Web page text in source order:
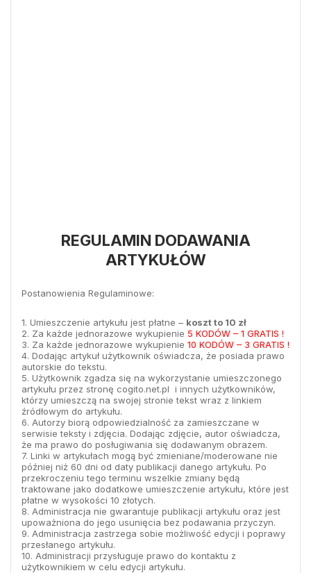
REGULAMIN DODAWANIA
ARTYKUŁÓW
Postanowienia Regulaminowe:
1. Umieszczenie artykułu jest płatne – koszt to 10 zł
2. Za każde jednorazowe wykupienie 5 KODÓW – 1 GRATIS !
3. Za każde jednorazowe wykupienie 10 KODÓW – 3 GRATIS !
4. Dodając artykuł użytkownik oświadcza, że posiada prawo
autorskie do tekstu.
5. Użytkownik zgadza się na wykorzystanie umieszczonego
artykułu przez stronę cogito.net.pl i innych użytkowników,
którzy umieszczą na swojej stronie tekst wraz z linkiem
źródłowym do artykułu.
6. Autorzy biorą odpowiedzialność za zamieszczane w
serwisie teksty i zdjęcia. Dodając zdjęcie, autor oświadcza,
że ma prawo do posługiwania się dodawanym obrazem.
7. Linki w artykułach mogą być zmieniane/moderowane nie
później niż 60 dni od daty publikacji danego artykułu. Po
przekroczeniu tego terminu wszelkie zmiany będą
traktowane jako dodatkowe umieszczenie artykułu, które jest
płatne w wysokości 10 złotych.
8. Administracja nie gwarantuje publikacji artykułu oraz jest
upoważniona do jego usunięcia bez podawania przyczyn.
9. Administracja zastrzega sobie możliwość edycji i poprawy
przesłanego artykułu.
10. Administracji przysługuje prawo do kontaktu z
użytkownikiem w celu edycji artykułu.